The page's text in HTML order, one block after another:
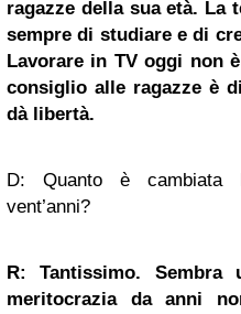
ragazze della sua età. La
sempre di studiare e di
Lavorare in TV oggi non
consiglio alle ragazze è
dà libertà.
D: Quanto è cambiata
vent’anni?
R: Tantissimo.
meritocrazia da anni